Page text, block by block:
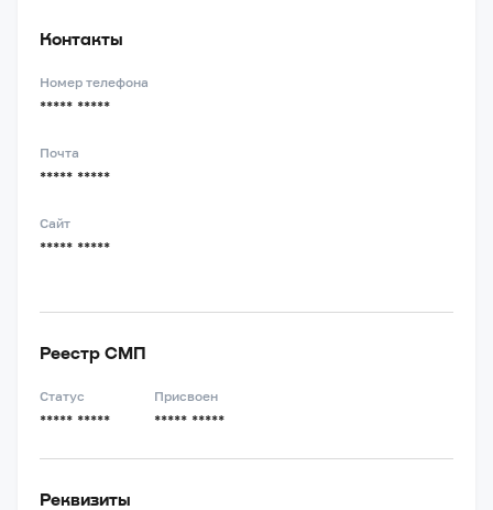
Контакты
Номер телефона
***** *****
Почта
***** *****
Сайт
***** *****
Реестр СМП
Статус
***** *****
Присвоен
***** *****
Реквизиты